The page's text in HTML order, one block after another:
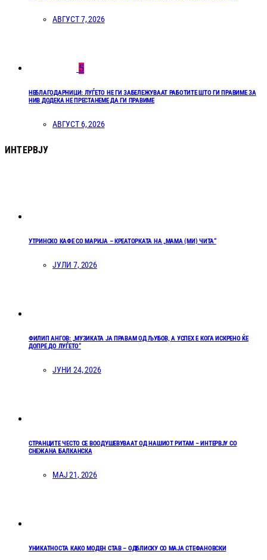
АВГУСТ 7, 2026
5
НЕБЛАГОДАРНИЦИ: ЛУЃЕТО НЕ ГИ ЗАБЕЛЕЖУВААТ РАБОТИТЕ ШТО ГИ ПРАВИМЕ ЗА
НИВ ДОДЕКА НЕ ПРЕСТАНЕМЕ ДА ГИ ПРАВИМЕ
АВГУСТ 6, 2026
ИНТЕРВЈУ
УТРИНСКО КАФЕ СО МАРИЈА – КРЕАТОРКАТА НА „МАМА (МИ) ЧИТА“
ЈУЛИ 7, 2026
ФИЛИП АНГОВ: „МУЗИКАТА ЈА ПРАВАМ ОД ЉУБОВ, А УСПЕХ Е КОГА ИСКРЕНО ЌЕ
ДОПРЕ ДО ЛУЃЕТО“
ЈУНИ 24, 2026
СТРАНЦИТЕ ЧЕСТО СЕ ВООДУШЕВУВААТ ОД НАШИОТ РИТАМ – ИНТЕРВЈУ СО
СНЕЖАНА БАЛКАНСКА
МАЈ 21, 2026
УНИКАТНОСТА КАКО МОДЕН СТАВ – ОДБЛИСКУ СО МАЈА СТЕФАНОВСКИ